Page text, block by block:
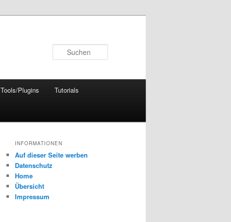
Tools/Plugins Tutorials
INFORMATIONEN
Auf dieser Seite werben
Datenschutz
Home
Übersicht
Impressum